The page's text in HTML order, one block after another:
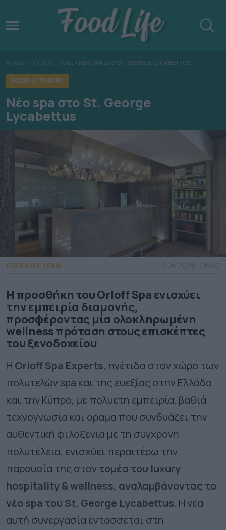
ΑΡΧΙΚΗ / FOOD & TRAVEL / ΝΕΟ SPA ΣΤΟ ST. GEORGE LYCABETTUS
FOOD & TRAVEL
Νέο spa στο St. George
Lycabettus
FOODLIFE TEAM 12.05.2026 | 06:50
Η προσθήκη του Orloff Spa ενισχύει
την εμπειρία διαμονής,
προσφέροντας μία ολοκληρωμένη
wellness πρόταση στους επισκέπτες
του ξενοδοχείου
Η OrloffSpa Experts, ηγέτιδα στον χώρο των
πολυτελώνspa και της ευεξίας στην Ελλάδα
και την Κύπρο, με πολυετή εμπειρία, βαθιά
τεχνογνωσία και όραμα που συνδυάζει την
αυθεντική φιλοξενία με τη σύγχρονη
πολυτέλεια, ενισχύει περαιτέρω την
παρουσία της στοντομέα του luxury
hospitality&wellness, αναλαμβάνoντας το
νέοspa του St. George Lycabettus. Η νέα
αυτή συνεργασία εντάσσεται στη